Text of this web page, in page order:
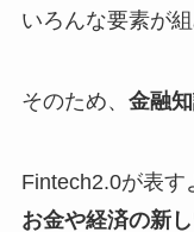
いろんな要素が
そのため、 金融
Fintech2.0が表す
お金や経済の新